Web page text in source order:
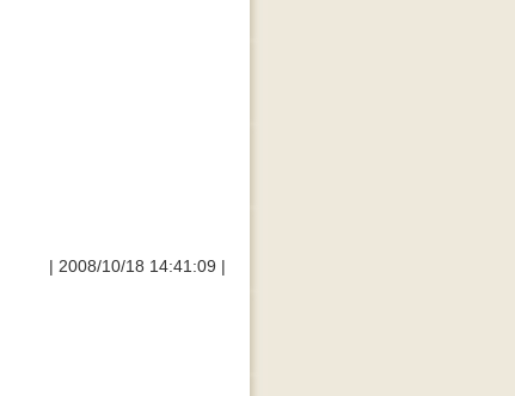
| 2008/10/18 14:41:09 |